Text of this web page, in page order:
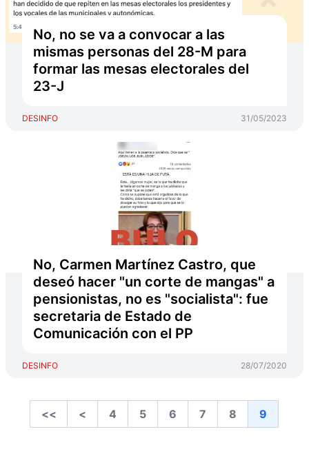
No, no se va a convocar a las
mismas personas del 28-M para
formar las mesas electorales del
23-J
DESINFO 31/05/2023
No, Carmen Martínez Castro, que
deseó hacer "un corte de mangas" a
pensionistas, no es "socialista": fue
secretaria de Estado de
Comunicación con el PP
DESINFO 28/07/2020
<< < 4 5 6 7 8 9